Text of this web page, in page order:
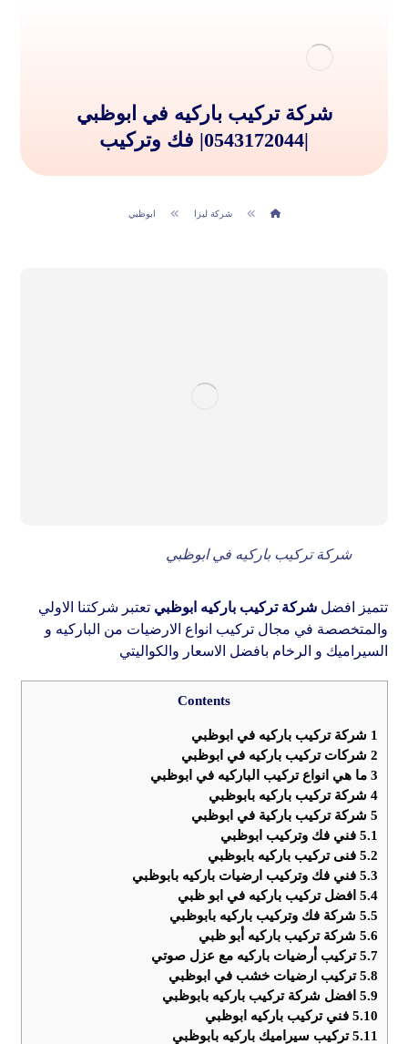
شركة تركيب باركيه في ابوظبي
|0543172044| فك وتركيب
شركة ليزا ابوظبي
شركة تركيب باركيه في ابوظبي
تتميز افضلشركة تركيب باركيه ابوظبي تعتبر شركتنا الاولي
والمتخصصة في مجال تركيب انواع الارضيات من الباركيه و
السيراميك و الرخام بافضل الاسعار والكواليتي
Contents
1 شركة تركيب باركيه في ابوظبي
2 شركات تركيب باركيه في ابوظبي
3 ما هي انواع تركيب الباركيه في ابوظبي
4 شركة تركيب باركيه بابوظبي
5 شركة تركيب باركية في ابوظبي
5.1 فني فك وتركيب ابوظبي
5.2 فنى تركيب باركيه بابوظبي
5.3 فني فك وتركيب ارضيات باركيه بابوظبي
5.4 افضل تركيب باركيه في ابو ظبي
5.5 شركة فك وتركيب باركيه بابوظبي
5.6 شركة تركيب باركيه أبو ظبي
5.7تركيب أرضيات باركيه مع عزل صوتي
5.8تركيب ارضيات خشب في ابوظبي
5.9 افضل شركة تركيب باركيه بابوظبي
5.10 فني تركيب باركيه ابوظبي
5.11تركيب سيراميك باركيه بابوظبي